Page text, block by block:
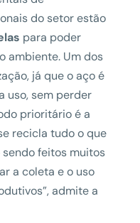
do setor estão
para poder
ambiente. Um dos
já que o aço é
uso, sem perder
prioritário é a
recicla tudo o que
feitos muitos
a coleta e o uso
admite a